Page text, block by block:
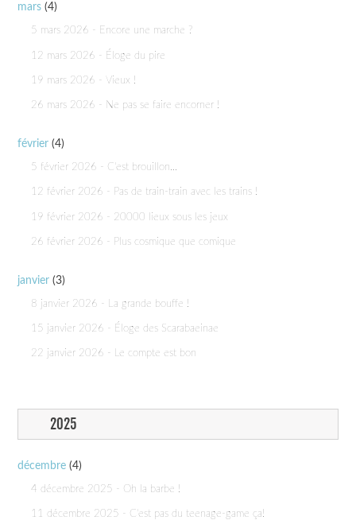
mars (4)
5 mars 2026 - Encore une marche ?
12 mars 2026 - Éloge du pire
19 mars 2026 - Vieux !
26 mars 2026 - Ne pas se faire encorner !
février (4)
5 février 2026 - C'est brouillon...
12 février 2026 - Pas de train-train avec les trains !
19 février 2026 - 20000 lieux sous les jeux
26 février 2026 - Plus cosmique que comique
janvier (3)
8 janvier 2026 - La grande bouffe !
15 janvier 2026 - Éloge des Scarabaeinae
22 janvier 2026 - Le compte est bon
2025
décembre (4)
4 décembre 2025 - Oh la barbe !
11 décembre 2025 - C'est pas du teenage-game ça!